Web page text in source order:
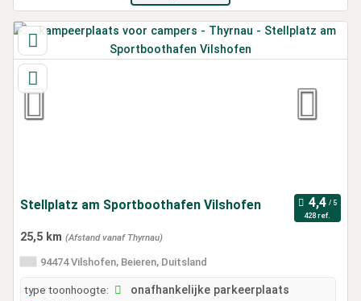
Stellplatz am Sportboothafen Vilshofen
428 ref.
25,5 km (Afstand vanaf Thyrnau)
94474 Vilshofen, Beieren, Duitsland
type toonhoogte:
onafhankelijke parkeerplaats